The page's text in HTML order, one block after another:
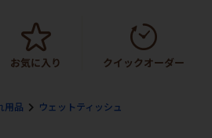
用品 ウェットティッシュ